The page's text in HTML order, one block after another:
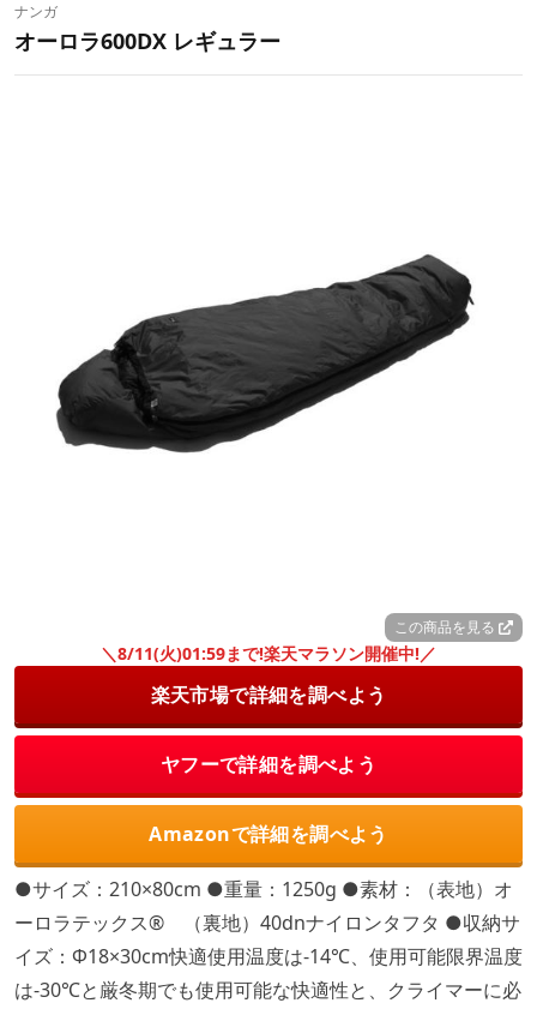
ナンガ
オーロラ600DX レギュラー
この商品を見る
＼8/11(火)01:59まで!楽天マラソン開催中!／
楽天市場で詳細を調べよう
ヤフーで詳細を調べよう
Amazonで詳細を調べよう
●サイズ：210×80cm ●重量：1250g ●素材：（表地）オ
ーロラテックス® （裏地）40dnナイロンタフタ ●収納サ
イズ：Φ18×30cm快適使用温度は-14℃、使用可能限界温度
は-30℃と厳冬期でも使用可能な快適性と、クライマーに必